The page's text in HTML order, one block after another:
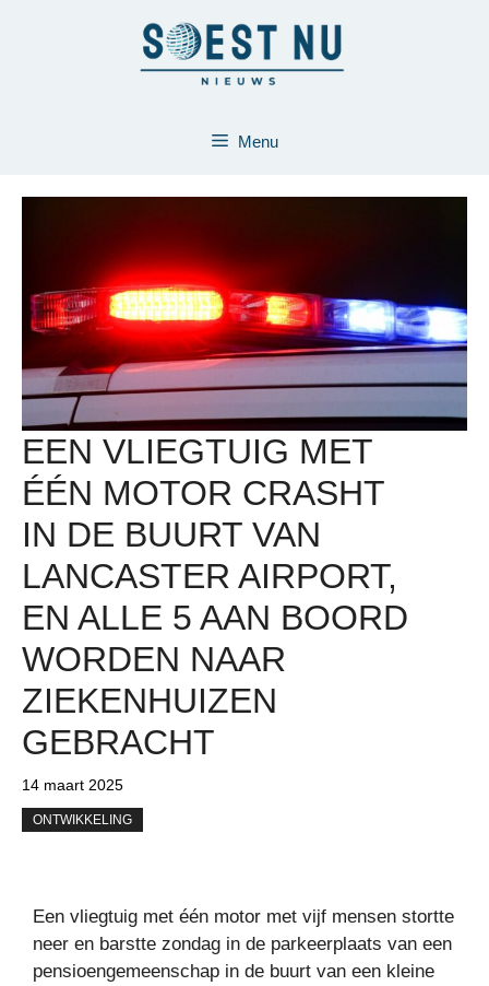
Menu
EEN VLIEGTUIG MET
ÉÉN MOTOR CRASHT
IN DE BUURT VAN
LANCASTER AIRPORT,
EN ALLE 5 AAN BOORD
WORDEN NAAR
ZIEKENHUIZEN
GEBRACHT
14 maart 2025
ONTWIKKELING
Een vliegtuig met één motor met vijf mensen stortte
neer en barstte zondag in de parkeerplaats van een
pensioengemeenschap in de buurt van een kleine